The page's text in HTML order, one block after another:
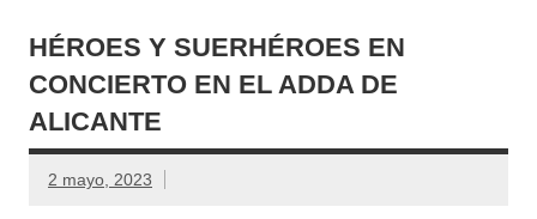
HÉROES Y SUERHÉROES EN
CONCIERTO EN EL ADDA DE
ALICANTE
2 mayo, 2023